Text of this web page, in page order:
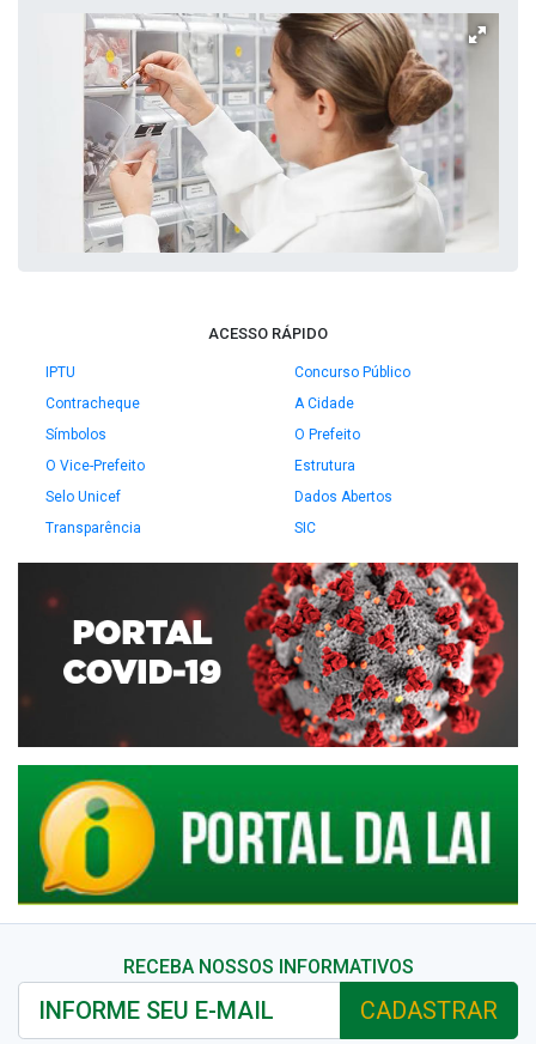
ACESSO RÁPIDO
IPTU
Concurso Público
Contracheque
A Cidade
Símbolos
O Prefeito
O Vice-Prefeito
Estrutura
Selo Unicef
Dados Abertos
Transparência
SIC
RECEBA NOSSOS INFORMATIVOS
CADASTRAR